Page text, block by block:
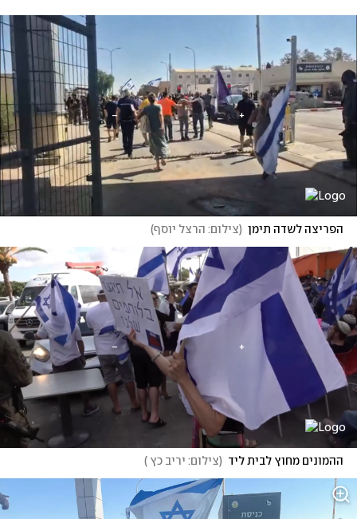
הפריצה לשדה תימן (צילום: הרצל יוסף)
ההמונים מחוץ לבית ליד (צילום: יריב כץ )